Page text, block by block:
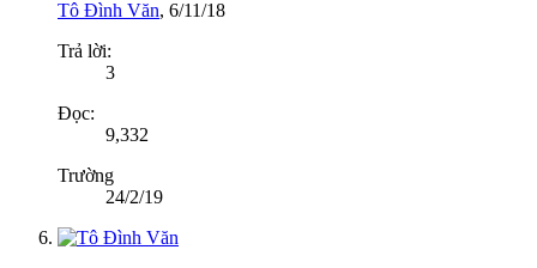
Tô Đình Văn, 6/11/18
Trả lời:
3
Đọc:
9,332
Trường
24/2/19